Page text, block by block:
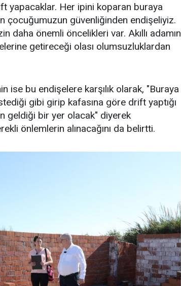
yapacaklar. Her ipini koparan buraya
çocuğumuzun güvenliğinden endişeliyiz.
daha önemli öncelikleri var. Akıllı adamın
getireceği olası olumsuzluklardan
ise bu endişelere karşılık olarak, "Buraya
gibi girip kafasına göre drift yaptığı
geldiği bir yer olacak" diyerek
önlemlerin alınacağını da belirtti.